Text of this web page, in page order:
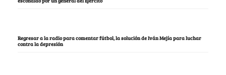
Regresar a la radio para comentar fútbol, la solución de Iván Mejía para luchar
contra la depresión